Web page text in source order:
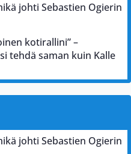
johti Sebastien Ogierin
kotirallini” –
tehdä saman kuin Kalle
johti Sebastien Ogierin